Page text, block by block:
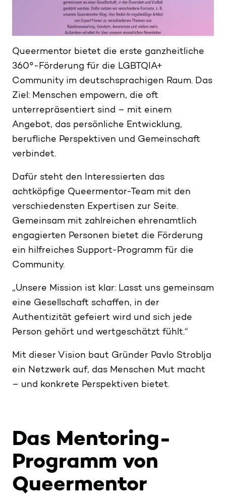
Queermentor bietet die erste ganzheitliche
360°-Förderung für die LGBTQIA+
Community im deutschsprachigen Raum. Das
Ziel: Menschen empowern, die oft
unterrepräsentiert sind – mit einem
Angebot, das persönliche Entwicklung,
berufliche Perspektiven und Gemeinschaft
verbindet.
Dafür steht den Interessierten das
achtköpfige Queermentor-Team mit den
verschiedensten Expertisen zur Seite.
Gemeinsam mit zahlreichen ehrenamtlich
engagierten Personen bietet die Förderung
ein hilfreiches Support-Programm für die
Community.
„Unsere Mission ist klar: Lasst uns gemeinsam
eine Gesellschaft schaffen, in der
Authentizität gefeiert wird und sich jede
Person gehört und wertgeschätzt fühlt.“
Mit dieser Vision baut Gründer Pavlo Stroblja
ein Netzwerk auf, das Menschen Mut macht
– und konkrete Perspektiven bietet.
Das Mentoring-
Programm von
Queermentor